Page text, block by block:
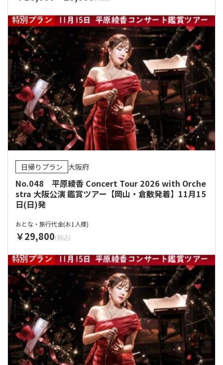
日帰りプラン 大阪府
No.048 平原綾香 Concert Tour 2026 with Orche
stra 大阪公演 鑑賞ツアー【岡山・倉敷発着】11月15
日(日)発
おとな・旅行代金(お1人様)
29,800